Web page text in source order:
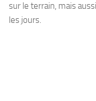
sur le terrain, mais
les jours.